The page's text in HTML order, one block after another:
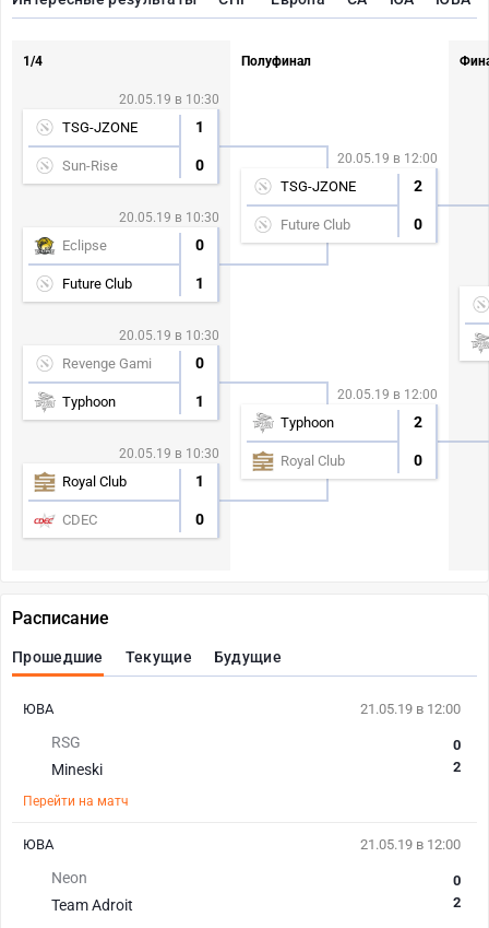
1/4
20.05.19 в 10:30
TSG-JZONE 1
Sun-Rise 0
20.05.19 в 10:30
Eclipse 0
Future Club 1
20.05.19 в 10:30
Revenge Gami 0
Typhoon 1
20.05.19 в 10:30
Royal Club 1
CDEC 0
Полуфинал
20.05.19 в 12:00
TSG-JZONE 2
Future Club 0
20.05.19 в 12:00
Typhoon 2
Royal Club 0
Расписание
Прошедшие Текущие Будущие
21.05.19 в 12:00
RSG
Mineski
0
2
Перейти на матч
ЮВА
21.05.19 в 12:00
Neon
Team Adroit
0
2
ЮВА